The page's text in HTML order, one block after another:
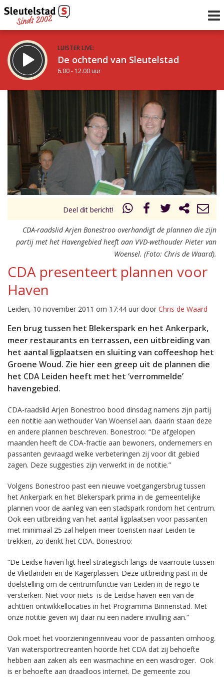
LUISTER LIVE:
De ochtend van Sleutelstad
6.00 - 12.00 uur
De middag van Sleutelstad
12.00 - 18.00 uur
Vorig uur
uur 1 van 0
Inklappen
Deel dit bericht!
CDA-raadslid Arjen Bonestroo overhandigt de plannen die zijn
partij met het Havengebied heeft aan VVD-wethouder Pieter van
Woensel. (Foto: Chris de Waard).
CDA presenteert plannen voor
Haven
Leiden, 10 november 2011 om 17:44 uur door Chris de Waard
Een brug tussen het Blekerspark en het Ankerpark,
meer restaurants en terrassen, een uitbreiding van
het aantal ligplaatsen en sluiting van coffeeshop het
Groene Woud. Zie hier een greep uit de plannen die
het CDA Leiden heeft met het ‘verrommelde’
havengebied.
CDA-raadslid Arjen Bonestroo bood dinsdag namens zijn partij
een notitie aan wethouder Van Woensel aan. daarin staan deze
en andere plannen beschreven. Bonestroo: “De afgelopen
maanden heeft de CDA-fractie aan bewoners, ondernemers en
passanten gevraagd welke verbeteringen zij voor dit gebied
zagen. Deze suggesties zijn verwerkt in de notitie.”
Volgens Bonestroo past een nieuwe voetgangersbrug tussen
het Ankerpark en het Blekerspark prima in de gemeentelijke
plannen voor de aanleg van een stadspark rondom het centrum.
Ook een uitbreiding van het aantal ligplaatsen voor passanten
met minimaal 25 zal helpen meer toeristen naar Leiden te
trekken, zo denkt het CDA. Bonestroo:
“De Leidse haven ligt heel strategisch langs de vaarroute tussen
de Vlietlanden en de Kagerplassen. Deze uitbreiding past in de
doelstelling om de centrumfunctie van Leiden in de regio te
versterken. Niet voor niets is de Leidse haven een van de
achttien ontwikkellocaties in het Programma Binnenstad. Met
onze notitie geven wij daar nu een nadere invulling aan.”
Ook moet het voorzieningenniveau voor de passanten omhoog.
Van watersportrecreanten hoorde het CDA dat zij behoefte
hebben aan zaken als een wasmachine en een wasdroger. Ook
is er behoefte aan draadloos internet. De gemeente zou